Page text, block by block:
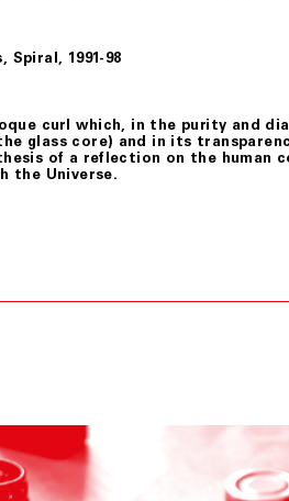
Spiral, 1991-98
curl which, in the purity and
glass core) and in its
of a reflection on the human
the Universe.